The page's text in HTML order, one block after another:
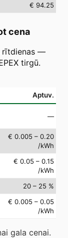
€ 94.25
cena
rītdienas —
tirgū.
Aptuv.
—
€ 0.005 – 0.20
/kWh
€ 0.05 – 0.15
/kWh
20 – 25 %
€ 0.005 – 0.05
/kWh
gala cenai.